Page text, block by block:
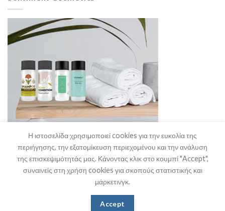
Stefanakis HO.RE.CA. Supplies
Η ιστοσελίδα χρησιμοποιεί cookies για την ευκολία της
περιήγησης, την εξατομίκευση περιεχομένου και την ανάλυση
της επισκεψιμότητάς μας. Κάνοντας κλικ στο κουμπί "Accept",
συναινείς στη χρήση cookies για σκοπούς στατιστικής και
μάρκετινγκ.
Accept